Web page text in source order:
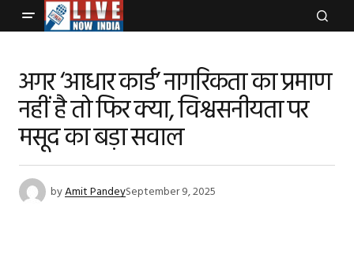
अगर ‘आधार कार्ड’ नागरिकता का प्रमाण
नहीं है तो फिर क्या, विश्वसनीयता पर
मसूद का बड़ा सवाल
byAmit PandeySeptember 9, 2025